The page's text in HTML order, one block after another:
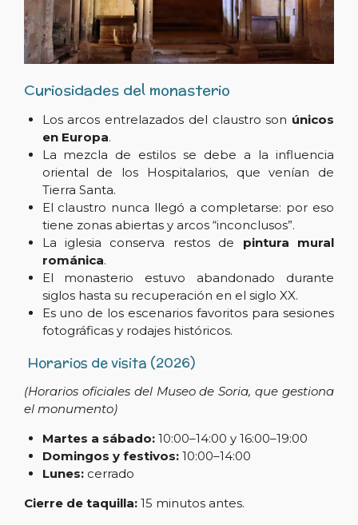
Curiosidades del monasterio
Los arcos entrelazados del claustro son únicos
en Europa.
La mezcla de estilos se debe a la influencia
oriental de los Hospitalarios, que venían de
Tierra Santa.
El claustro nunca llegó a completarse: por eso
tiene zonas abiertas y arcos “inconclusos”.
La iglesia conserva restos de pintura mural
románica.
El monasterio estuvo abandonado durante
siglos hasta su recuperación en el siglo XX.
Es uno de los escenarios favoritos para sesiones
fotográficas y rodajes históricos.
Horarios de visita (2026)
(Horarios oficiales del Museo de Soria, que gestiona
el monumento)
Martes a sábado:10:00–14:00 y 16:00–19:00
Domingos y festivos:10:00–14:00
Lunes:cerrado
Cierre de taquilla: 15 minutos antes.